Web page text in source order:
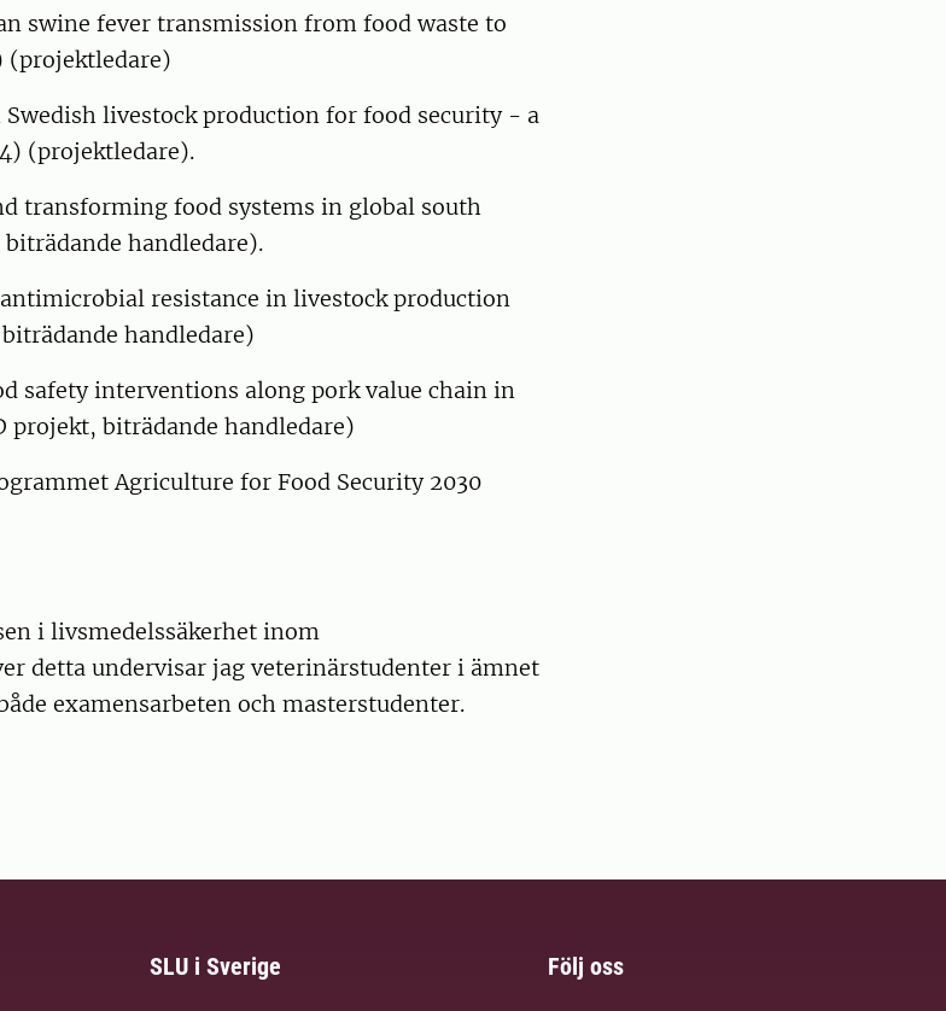
swine fever transmission from food waste to
(projektledare)
livestock production for food security - a
(projektledare).
transforming food systems in global south
handledare).
resistance in livestock production
handledare)
safety interventions along pork value chain in
biträdande handledare)
Agriculture for Food Security 2030
i livsmedelssäkerhet inom
detta undervisar jag veterinärstudenter i ämnet
examensarbeten och masterstudenter.
SLU i Sverige Följ oss